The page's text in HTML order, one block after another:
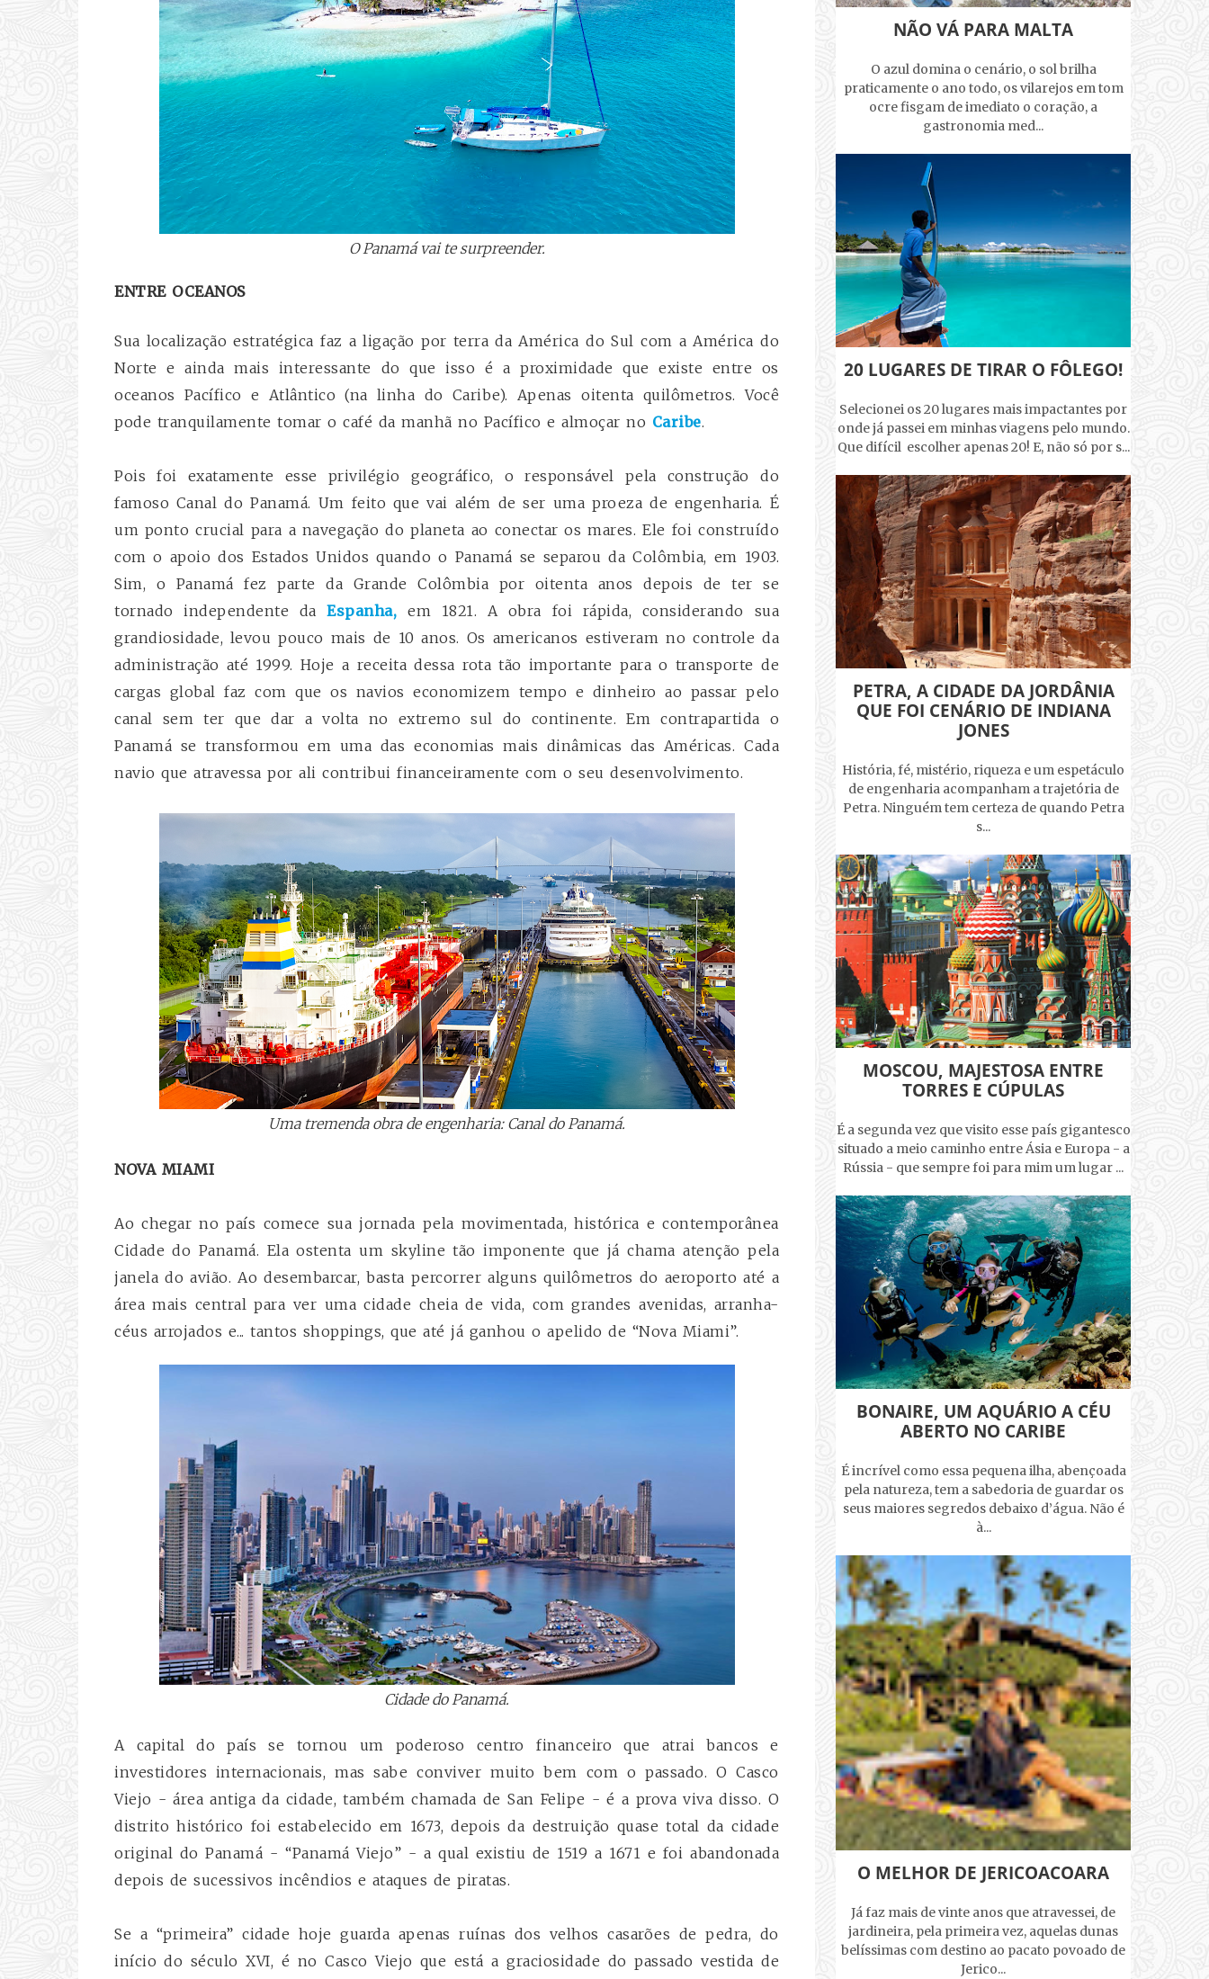
O Panamá vai te surpreender.
ENTRE OCEANOS
Sua localização estratégica faz a ligação por terra da América do Sul com a América do
Norte e ainda mais interessante do que isso é a proximidade que existe entre os
oceanos Pacífico e Atlântico (na linha do Caribe). Apenas oitenta quilômetros. Você
pode tranquilamente tomar o café da manhã no Pacífico e almoçar no Caribe.
Pois foi exatamente esse privilégio geográfico, o responsável pela construção do
famoso Canal do Panamá. Um feito que vai além de ser uma proeza de engenharia. É
um ponto crucial para a navegação do planeta ao conectar os mares. Ele foi construído
com o apoio dos Estados Unidos quando o Panamá se separou da Colômbia, em 1903.
Sim, o Panamá fez parte da Grande Colômbia por oitenta anos depois de ter se
tornado independente daEspanha, em 1821. A obra foi rápida, considerando sua
grandiosidade, levou pouco mais de 10 anos. Os americanos estiveram no controle da
administração até 1999. Hoje a receita dessa rota tão importante para o transporte de
cargas global faz com que os navios economizem tempo e dinheiro ao passar pelo
canal sem ter que dar a volta no extremo sul do continente. Em contrapartida o
Panamá se transformou em uma das economias mais dinâmicas das Américas. Cada
navio que atravessa por ali contribui financeiramente com o seu desenvolvimento.
Uma tremenda obra de engenharia: Canal do Panamá.
NOVA MIAMI
Ao chegar no país comece sua jornada pela movimentada, histórica e contemporânea
Cidade do Panamá. Ela ostenta um skyline tão imponente que já chama atenção pela
janela do avião. Ao desembarcar, basta percorrer alguns quilômetros do aeroporto até a
área mais central para ver uma cidade cheia de vida, com grandes avenidas, arranha-
céus arrojados e... tantos shoppings, que até já ganhou o apelido de “Nova Miami”.
Cidade do Panamá.
A capital do país se tornou um poderoso centro financeiro que atrai bancos e
investidores internacionais, mas sabe conviver muito bem com o passado. O Casco
Viejo - área antiga da cidade, também chamada de San Felipe - é a prova viva disso. O
distrito histórico foi estabelecido em 1673, depois da destruição quase total da cidade
original do Panamá - “Panamá Viejo” - a qual existiu de 1519 a 1671 e foi abandonada
depois de sucessivos incêndios e ataques de piratas.
Se a “primeira” cidade hoje guarda apenas ruínas dos velhos casarões de pedra, do
início do século XVI, é no Casco Viejo que está a graciosidade do passado vestida de
NÃO VÁ PARA MALTA
O azul domina o cenário, o sol brilha
praticamente o ano todo, os vilarejos em tom
ocre fisgam de imediato o coração, a
gastronomia med...
20 LUGARES DE TIRAR O FÔLEGO!
Selecionei os 20 lugares mais impactantes por
onde já passei em minhas viagens pelo mundo.
Que difícil escolher apenas 20! E, não só por s...
PETRA, A CIDADE DA JORDÂNIA
QUE FOI CENÁRIO DE INDIANA
JONES
História, fé, mistério, riqueza e um espetáculo
de engenharia acompanham a trajetória de
Petra. Ninguém tem certeza de quando Petra
s...
MOSCOU, MAJESTOSA ENTRE
TORRES E CÚPULAS
É a segunda vez que visito esse país gigantesco
situado a meio caminho entre Ásia e Europa - a
Rússia - que sempre foi para mim um lugar ...
BONAIRE, UM AQUÁRIO A CÉU
ABERTO NO CARIBE
É incrível como essa pequena ilha, abençoada
pela natureza, tem a sabedoria de guardar os
seus maiores segredos debaixo d’água. Não é
à...
O MELHOR DE JERICOACOARA
Já faz mais de vinte anos que atravessei, de
jardineira, pela primeira vez, aquelas dunas
belíssimas com destino ao pacato povoado de
Jerico...